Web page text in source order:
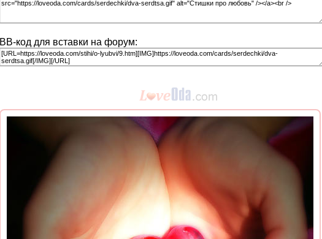
BB-код для вставки на форум: